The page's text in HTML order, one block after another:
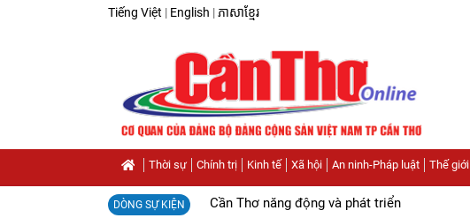
Tiếng Việt | English | ភាសាខ្មែរ
Thời sự Chính trị Kinh tế Xã hội An ninh-Pháp luật Thế giới
DÒNG SỰ KIỆN Cần Thơ năng động và phát triển